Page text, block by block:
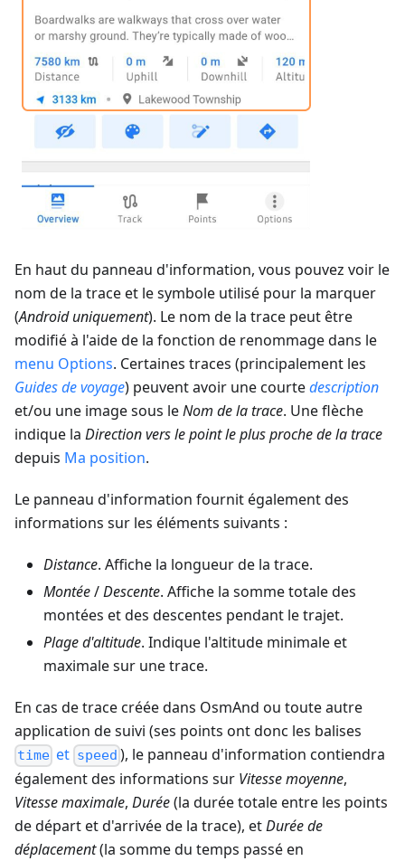
En haut du panneau d'information, vous pouvez voir le
nom de la trace et le symbole utilisé pour la marquer
(Android uniquement). Le nom de la trace peut être
modifié à l'aide de la fonction de renommage dans le
menu Options. Certaines traces (principalement les
Guides de voyage) peuvent avoir une courtedescription
et/ou une image sous leNom de la trace. Une flèche
indique la Direction vers le point le plus proche de la trace
depuis Ma position.
Le panneau d'information fournit également des
informations sur les éléments suivants :
Distance. Affiche la longueur de la trace.
Montée/Descente. Affiche la somme totale des
montées et des descentes pendant le trajet.
Plage d'altitude. Indique l'altitude minimale et
maximale sur une trace.
En cas de trace créée dans OsmAnd ou toute autre
application de suivi (ses points ont donc les balises
time et speed ), le panneau d'information contiendra
également des informations sur Vitesse moyenne,
Vitesse maximale, Durée(la durée totale entre les points
de départ et d'arrivée de la trace), etDurée de
déplacement(la somme du temps passé en